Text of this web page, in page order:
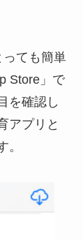
ても簡単
Store」で
を確認し
アプリと
。